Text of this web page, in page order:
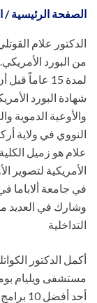
الصفحة الرئيسية /
الدكتور علام
من البورد
شهادة البورد
والأوعية
النووي في ولاية
علام هو زميل
الأمريكية لتصوير
في جامعة ألاباما
وشارك في العديد
التداخلية
أكمل الدكتور
أحد